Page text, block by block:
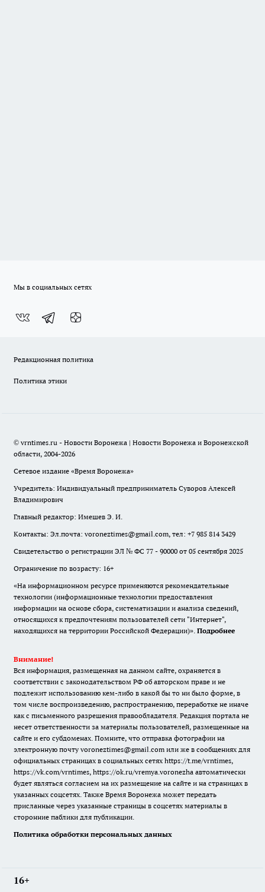
Мы в социальных сетях
Редакционная политика
Политика этики
© vrntimes.ru - Новости Воронежа | Новости Воронежа и Воронежской
области, 2004-2026
Сетевое издание «Время Воронежа»
Учредитель: Индивидуальный предприниматель Суворов Алексей
Владимирович
Главный редактор: Имешев Э. И.
Контакты: Эл.почта: voroneztimes@gmail.com, тел: +7 985 814 3429
Свидетельство о регистрации ЭЛ № ФС 77 - 90000 от 05 сентября 2025
Ограничение по возрасту: 16+
«На информационном ресурсе применяются рекомендательные
технологии (информационные технологии предоставления
информации на основе сбора, систематизации и анализа сведений,
относящихся к предпочтениям пользователей сети "Интернет",
находящихся на территории Российской Федерации)». Подробнее
Внимание!
Вся информация, размещенная на данном сайте, охраняется в
соответствии с законодательством РФ об авторском праве и не
подлежит использованию кем-либо в какой бы то ни было форме, в
том числе воспроизведению, распространению, переработке не иначе
как с письменного разрешения правообладателя. Редакция портала не
несет ответственности за материалы пользователей, размещенные на
сайте и его субдоменах. Помните, что отправка фотографии на
электронную почту voroneztimes@gmail.com или же в сообщениях для
официальных страницах в социальных сетях https://t.me/vrntimes,
https://vk.com/vrntimes, https://ok.ru/vremya.voronezha автоматически
будет являться согласием на их размещение на сайте и на страницах в
указанных соцсетях. Также Время Воронежа может передать
присланные через указанные страницы в соцсетях материалы в
сторонние паблики для публикации.
Политика обработки персональных данных
16+